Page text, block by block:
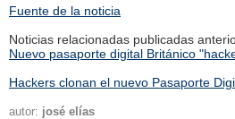
Fuente de la noticia
Noticias relacionadas publicadas
Nuevo pasaporte digital Británico
Hackers clonan el nuevo Pasaporte
autor: josé elías